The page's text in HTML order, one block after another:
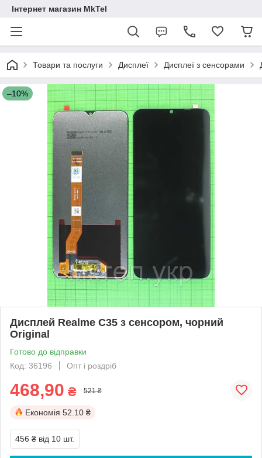
Інтернет магазин MkTel
Товари та послуги Дисплеї Дисплеї з сенсорами
–10%
Дисплей Realme C35 з сенсором, чорний
Original
Готово до відправки
Код: 36196
Опт і роздріб
468,90 ₴ 521 ₴
Економія 52.10 ₴
456 ₴ від 10 шт.